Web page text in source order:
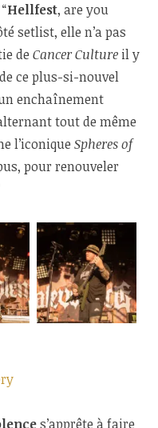
Hellfest, are you
setlist, elle n’a pas
deCancer Culture il y
ce plus-si-nouvel
enchaînement
tout de même
l’iconiqueSpheres of
pour renouveler
s’apprête à faire